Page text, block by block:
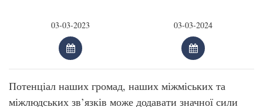
Потенціал наших громад, наших міжміських та
міжлюдських зв’язків може додавати значної сили